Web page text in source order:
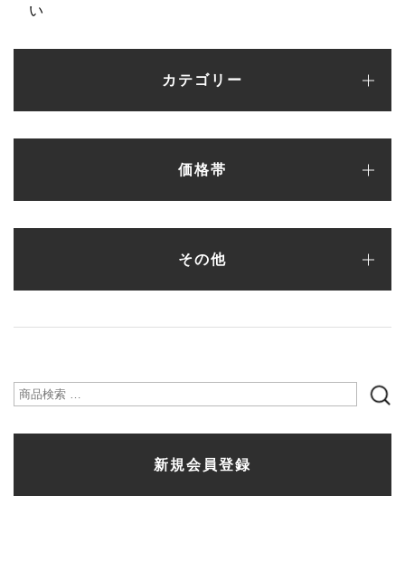
い
カテゴリー
パンプス
フラットシューズ
バレエシューズ
ローファー・レースアップ
スリッポン
ブーツ
サンダル
スニーカー
カラーオーダーシューズ
ランキング
サンプルセール（一点もの）
シューケア・シューズ小物
新作アイテム
価格帯
〜¥5,000
¥5,001〜¥10,000
¥10,001〜¥15,000
¥15,001〜¥20,000
¥20,001〜¥25,000
¥25,001〜¥30,000
¥30,001〜
その他
新規会員登録